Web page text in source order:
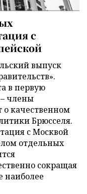
с
выпуск
в первую
– члены
о качественном
Брюсселя.
с Москвой
отдельных
сокращая
наиболее